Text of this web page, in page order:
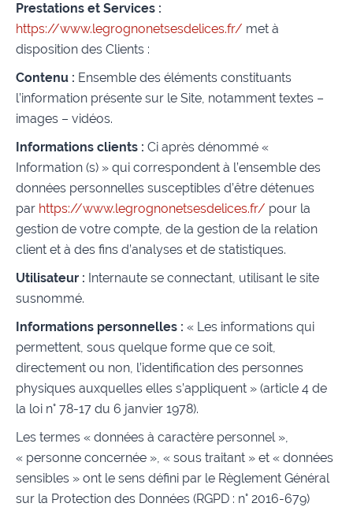
Prestations et Services :
https://www.legrognonetsesdelices.fr/ met à
disposition des Clients :
Contenu : Ensemble des éléments constituants
l’information présente sur le Site, notamment textes –
images – vidéos.
Informations clients : Ci après dénommé «
Information (s) » qui correspondent à l’ensemble des
données personnelles susceptibles d’être détenues
par https://www.legrognonetsesdelices.fr/ pour la
gestion de votre compte, de la gestion de la relation
client et à des fins d’analyses et de statistiques.
Utilisateur : Internaute se connectant, utilisant le site
susnommé.
Informations personnelles : « Les informations qui
permettent, sous quelque forme que ce soit,
directement ou non, l’identification des personnes
physiques auxquelles elles s’appliquent » (article 4 de
la loi n° 78-17 du 6 janvier 1978).
Les termes « données à caractère personnel »,
« personne concernée », « sous traitant » et « données
sensibles » ont le sens défini par le Règlement Général
sur la Protection des Données (RGPD : n° 2016-679)